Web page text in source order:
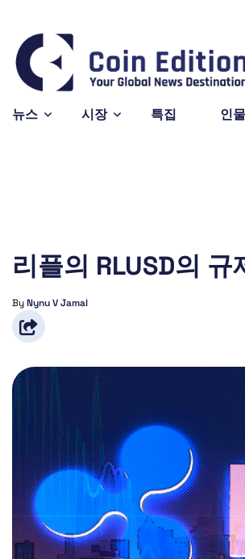
Bitcoin
BTC
뉴스 시장 특집 인물
리플의 RLUSD의
ByNynu V Jamal